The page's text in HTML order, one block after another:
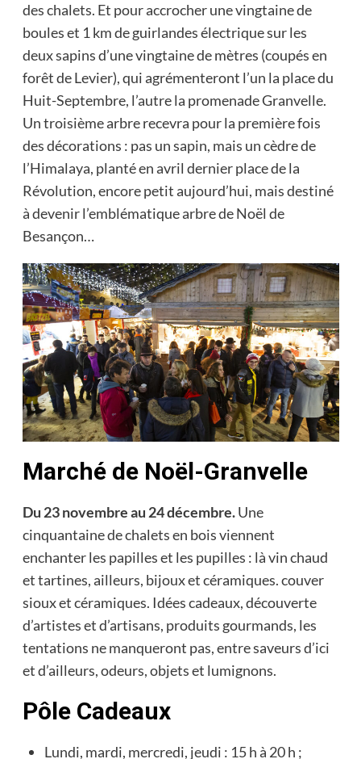
des chalets. Et pour accrocher une vingtaine de
boules et 1 km de guirlandes électrique sur les
deux sapins d’une vingtaine de mètres (coupés en
forêt de Levier), qui agrémenteront l’un la place du
Huit-Septembre, l’autre la promenade Granvelle.
Un troisième arbre recevra pour la première fois
des décorations : pas un sapin, mais un cèdre de
l’Himalaya, planté en avril dernier place de la
Révolution, encore petit aujourd’hui, mais destiné
à devenir l’emblématique arbre de Noël de
Besançon…
Marché de Noël-Granvelle
Du 23 novembre au 24 décembre.Une
cinquantaine de chalets en bois viennent
enchanter les papilles et les pupilles : là vin chaud
et tartines, ailleurs, bijoux et céramiques. couver
sioux et céramiques. Idées cadeaux, découverte
d’artistes et d’artisans, produits gourmands, les
tentations ne manqueront pas, entre saveurs d’ici
et d’ailleurs, odeurs, objets et lumignons.
Pôle Cadeaux
Lundi, mardi, mercredi, jeudi : 15 h à 20 h ;